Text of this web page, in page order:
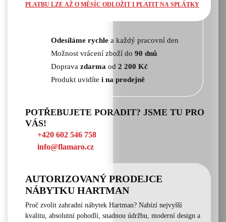
PLATBU LZE AŽ O MĚSÍC ODLOŽIT I PLATIT NA SPLÁTKY
Odesíláme rychle a každý pracovní den
Možnost vrácení zboží do 90 dnů
Doprava zdarma od 2 200 Kč
Produkt uvidíte i na prodejně
POTŘEBUJETE PORADIT? JSME TU PRO
VÁS!
+420 602 546 758
info@flamaro.cz
AUTORIZOVANÝ PRODEJCE
NÁBYTKU HARTMAN
Proč zvolit zahradní nábytek Hartman? Nabízí nejvyšší
kvalitu, absolutní pohodlí, snadnou údržbu, moderní design a